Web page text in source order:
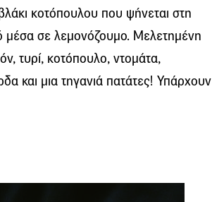
κοτόπουλου που ψήνεται στη
μέσα σε λεμονόζουμο. Μελετημένη
τυρί, κοτόπουλο, ντομάτα,
και μια τηγανιά πατάτες! Υπάρχουν